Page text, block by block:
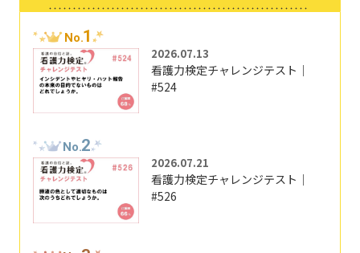
No.1
2026.07.13
看護力検定チャレンジテスト｜
#524
No.2
2026.07.21
看護力検定チャレンジテスト｜
#526